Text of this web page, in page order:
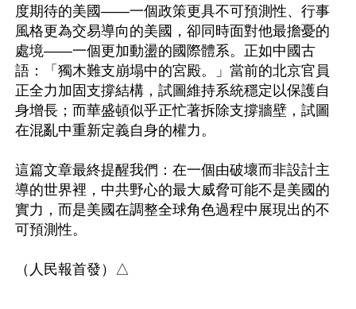
度期待的美國——一個政策更具不可預測性、行事
風格更為交易導向的美國，卻同時面對他最擔憂的
處境——一個更加動盪的國際體系。正如中國古
語：「獨木難支崩塌中的宮殿。」當前的北京官員
正全力加固支撐結構，試圖維持系統穩定以保護自
身增長；而華盛頓似乎正忙著拆除支撐牆壁，試圖
在混亂中重新定義自身的權力。
這篇文章最終提醒我們：在一個由破壞而非設計主
導的世界裡，中共野心的最大威脅可能不是美國的
實力，而是美國在調整全球角色過程中展現出的不
可預測性。